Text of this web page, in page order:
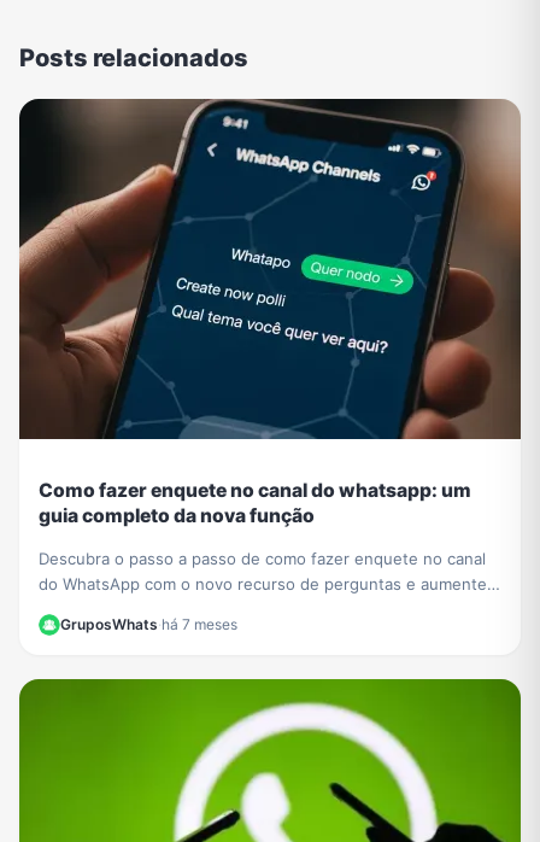
Posts relacionados
Como fazer enquete no canal do whatsapp: um
guia completo da nova função
Descubra o passo a passo de como fazer enquete no canal
do WhatsApp com o novo recurso de perguntas e aumente a
interação com seus seguidores hoje mesmo.
GruposWhats·há 7 meses